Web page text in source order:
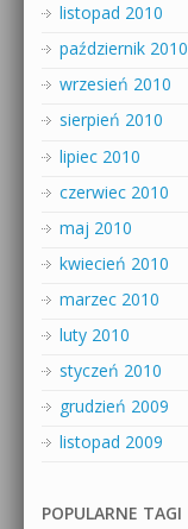
listopad 2010
październik 2010
wrzesień 2010
sierpień 2010
lipiec 2010
czerwiec 2010
maj 2010
kwiecień 2010
marzec 2010
luty 2010
styczeń 2010
grudzień 2009
listopad 2009
POPULARNE TAGI